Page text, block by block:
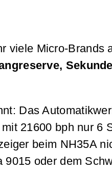
viele Micro-
Das
21600 bph nur
beim NH35A
oder dem